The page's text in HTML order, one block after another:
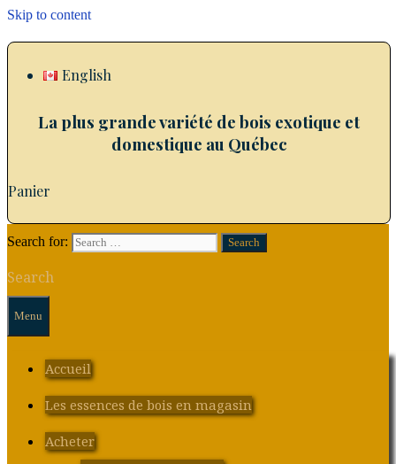
Skip to content
English
La plus grande variété de bois exotique et
domestique au Québec
Panier
Search for:
Search
Menu
Accueil
Les essences de bois en magasin
Acheter